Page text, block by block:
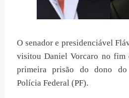
O senador e presidenciável
visitou Daniel Vorcaro no fim
primeira prisão do dono
Polícia Federal (PF).